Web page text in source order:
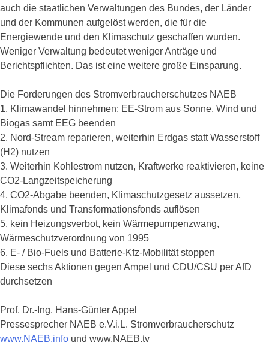
auch die staatlichen Verwaltungen des Bundes, der Länder
und der Kommunen aufgelöst werden, die für die
Energiewende und den Klimaschutz geschaffen wurden.
Weniger Verwaltung bedeutet weniger Anträge und
Berichtspflichten. Das ist eine weitere große Einsparung.
Die Forderungen des Stromverbraucherschutzes NAEB
1. Klimawandel hinnehmen: EE-Strom aus Sonne, Wind und
Biogas samt EEG beenden
2. Nord-Stream reparieren, weiterhin Erdgas statt Wasserstoff
(H2) nutzen
3. Weiterhin Kohlestrom nutzen, Kraftwerke reaktivieren, keine
CO2-Langzeitspeicherung
4. CO2-Abgabe beenden, Klimaschutzgesetz aussetzen,
Klimafonds und Transformationsfonds auflösen
5. kein Heizungsverbot, kein Wärmepumpenzwang,
Wärmeschutzverordnung von 1995
6. E- / Bio-Fuels und Batterie-Kfz-Mobilität stoppen
Diese sechs Aktionen gegen Ampel und CDU/CSU per AfD
durchsetzen
Prof. Dr.-Ing. Hans-Günter Appel
Pressesprecher NAEB e.V.i.L. Stromverbraucherschutz
www.NAEB.info und www.NAEB.tv